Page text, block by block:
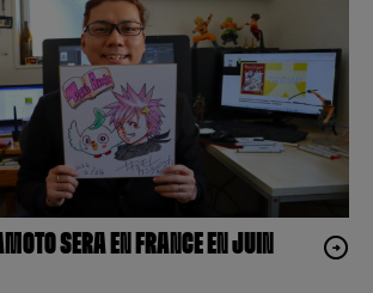
SERA EN FRANCE EN JUIN